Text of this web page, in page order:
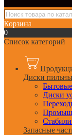
Корзина
0
Список категорий
Диски
Диски
Запасные